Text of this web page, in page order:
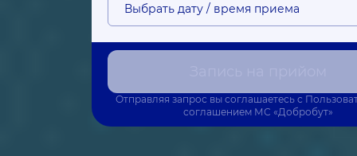
Выбрать дату / время приема
Отправляя запрос вы соглашаетесь с
соглашением МС «Добробут»